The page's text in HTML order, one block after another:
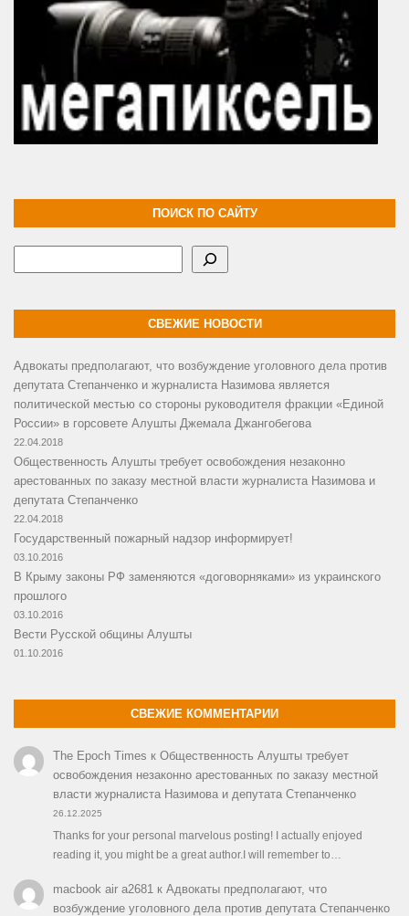
ПОИСК ПО САЙТУ
СВЕЖИЕ НОВОСТИ
Адвокаты предполагают, что возбуждение уголовного дела против
депутата Степанченко и журналиста Назимова является
политической местью со стороны руководителя фракции «Единой
России» в горсовете Алушты Джемала Джангобегова
22.04.2018
Общественность Алушты требует освобождения незаконно
арестованных по заказу местной власти журналиста Назимова и
депутата Степанченко
22.04.2018
Государственный пожарный надзор информирует!
03.10.2016
В Крыму законы РФ заменяются «договорняками» из украинского
прошлого
03.10.2016
Вести Русской общины Алушты
01.10.2016
СВЕЖИЕ КОММЕНТАРИИ
The Epoch Times к Общественность Алушты требует
освобождения незаконно арестованных по заказу местной
власти журналиста Назимова и депутата Степанченко
26.12.2025
Thanks for your personal marvelous posting! I actually enjoyed
reading it, you might be a great author.I will remember to…
macbook air a2681 к Адвокаты предполагают, что
возбуждение уголовного дела против депутата Степанченко